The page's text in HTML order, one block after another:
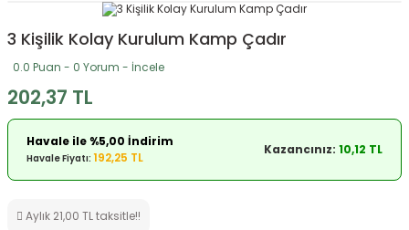
Mermisi
3 Kişilik Kolay Kurulum Kamp Çadır
0.0 Puan - 0 Yorum - İncele
202,37 TL
Havale ile %5,00 İndirim
Havale Fiyatı: 192,25 TL
Kazancınız: 10,12 TL
Aylık 21,00 TL taksitle!!